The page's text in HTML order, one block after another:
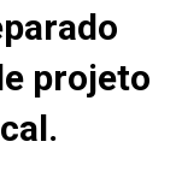
projeto